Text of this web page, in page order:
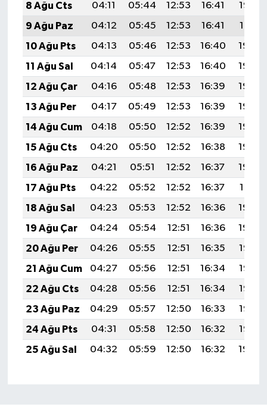
8 Ağu Cts
04:11 05:44 12:53 16:41
19:52
9 Ağu Paz
04:12 05:45 12:53 16:41
19:51
10 Ağu Pts
04:13 05:46 12:53 16:40
19:50
11 Ağu Sal
04:14 05:47 12:53 16:40
19:49
12 Ağu Çar
04:16 05:48 12:53 16:39
19:48
13 Ağu Per
04:17 05:49 12:53 16:39
19:46
14 Ağu Cum
04:18 05:50 12:52 16:39
19:45
15 Ağu Cts
04:20 05:50 12:52 16:38
19:44
16 Ağu Paz
04:21 05:51 12:52 16:37
19:43
17 Ağu Pts
04:22 05:52 12:52 16:37
19:41
18 Ağu Sal
04:23 05:53 12:52 16:36
19:40
19 Ağu Çar
04:24 05:54 12:51 16:36
19:39
20 Ağu Per
04:26 05:55 12:51 16:35
19:37
21 Ağu Cum
04:27 05:56 12:51 16:34
19:36
22 Ağu Cts
04:28 05:56 12:51 16:34
19:35
23 Ağu Paz
04:29 05:57 12:50 16:33
19:33
24 Ağu Pts
04:31 05:58 12:50 16:32
19:32
25 Ağu Sal
04:32 05:59 12:50 16:32 19:30